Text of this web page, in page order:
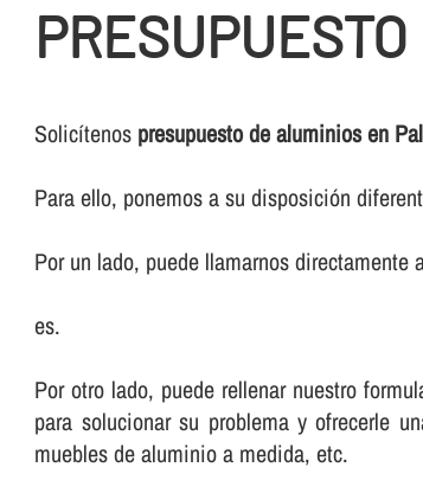
Solicí­tenos presupuesto de aluminios en
Para ello, ponemos a su disposición
Por un lado, puede llamarnos
es.
Por otro lado, puede rellenar nuestro
para solucionar su problema y ofrecerle
muebles de aluminio a medida, etc.